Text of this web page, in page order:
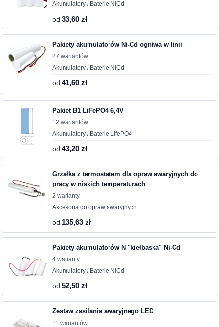
Akumulatory / Baterie NiCd
od33,60 zł
Pakiety akumulatorów Ni-Cd ogniwa w linii
27 wariantów
Akumulatory / Baterie NiCd
od41,60 zł
Pakiet B1 LiFePO4 6,4V
12 wariantów
Akumulatory / Baterie LifePO4
od43,20 zł
Grzałka z termostatem dla opraw awaryjnych do
pracy w niskich temperaturach
2 warianty
Akcesoria do opraw awaryjnych
od 135,63 zł
Pakiety akumulatorów N "kiełbaska" Ni-Cd
4 warianty
Akumulatory / Baterie NiCd
od52,50 zł
Zestaw zasilania awaryjnego LED
11 wariantów